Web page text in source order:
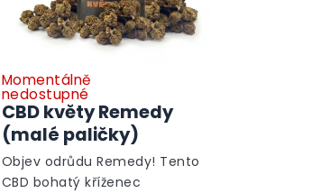
CBD květy Remedy
(malé paličky)
Momentálně
nedostupné
Objev odrůdu Remedy! Tento
CBD bohatý kříženec